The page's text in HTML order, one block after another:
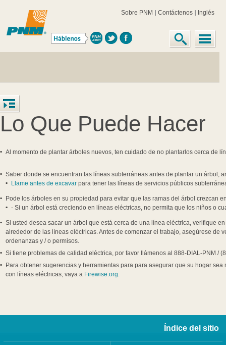
Sobre PNM Contáctenos Inglés
Lo Que Puede Hacer
Al momento de plantar árboles nuevos, ten cuidado de no plantarlos cerca de
Saber donde se encuentran las líneas subterráneas antes de plantar un árbol,
Llame antes de excavar para tener las líneas de servicios públicos
Pode los árboles en su propiedad para evitar que las ramas del árbol crezcan
- Si un árbol está creciendo en líneas eléctricas, no permita que los niños o
Si usted desea sacar un árbol que está cerca de una línea eléctrica, verifique
alrededor de las líneas eléctricas. Antes de comenzar el trabajo, asegúrese de
ordenanzas y / o permisos.
Si tiene problemas de calidad eléctrica, por favor llámenos al 888-DIAL-PNM /
Para obtener sugerencias y herramientas para para asegurar que su hogar
con líneas eléctricas, vaya a Firewise.org.
Índice del sitio